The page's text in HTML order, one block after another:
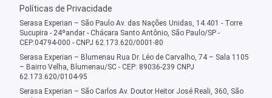
Políticas de Privacidade
Serasa Experian – São Paulo Av. das Nações Unidas, 14.401 - Torre
Sucupira - 24ºandar - Chácara Santo Antônio, São Paulo/SP -
CEP:04794-000 - CNPJ 62.173.620/0001-80
Serasa Experian – Blumenau Rua Dr. Léo de Carvalho, 74 – Sala 1105
– Bairro Velha, Blumenau/SC - CEP: 89036-239 CNPJ
62.173.620/0104-95
Serasa Experian – São Carlos Av. Doutor Heitor José Reali, 360, São